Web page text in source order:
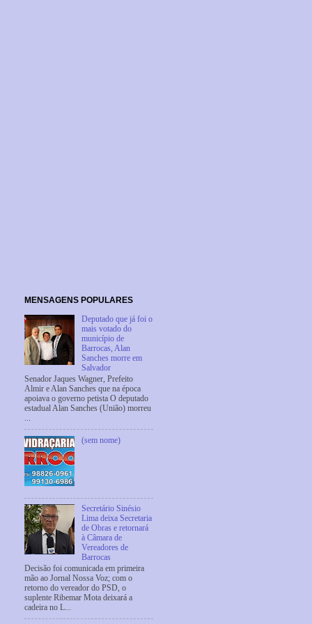
MENSAGENS POPULARES
Deputado que já foi o
mais votado do
município de
Barrocas, Alan
Sanches morre em
Salvador
Senador Jaques Wagner, Prefeito
Almir e Alan Sanches que na época
apoiava o governo petista O deputado
estadual Alan Sanches (União) morreu
...
(sem nome)
Secretário Sinésio
Lima deixa Secretaria
de Obras e retornará
à Câmara de
Vereadores de
Barrocas
Decisão foi comunicada em primeira
mão ao Jornal Nossa Voz; com o
retorno do vereador do PSD, o
suplente Ribemar Mota deixará a
cadeira no L...